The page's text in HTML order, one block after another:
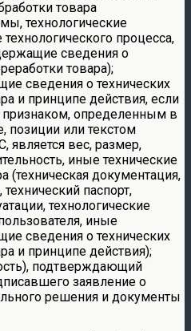
товара
технологические
процесса,
сведения о
товара);
сведения о технических
и принципе действия, если
определенным в
позиции или текстом
вес, размер,
иные технические
(техническая документация,
паспорт,
технологические
иные
сведения о технических
и принципе действия);
подтверждающий
заявление о
решения и документы